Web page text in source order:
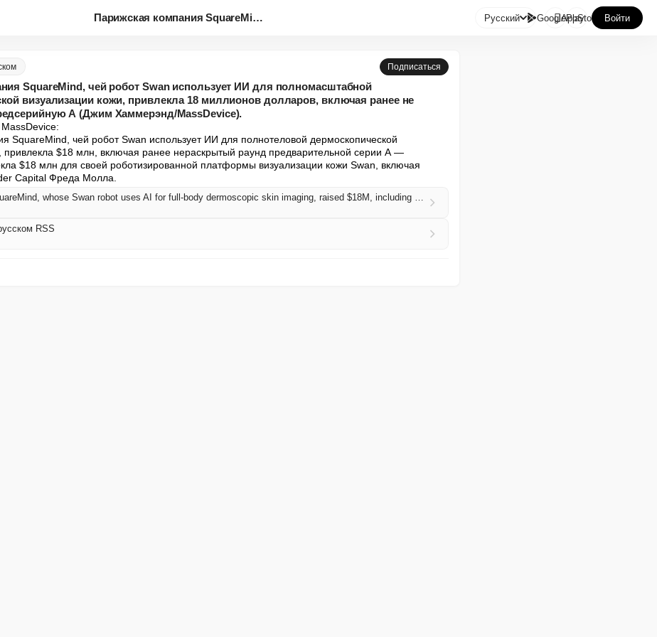
Парижская компания SquareMind,... Русский GooglePlay
AppStore Войти
Подписаться
SquareMind, чей робот Swan использует ИИ для полномасштабной
визуализации кожи, привлекла 18 миллионов долларов, включая ранее не
А (Джим Хаммерэнд/MassDevice).
SquareMind, чей робот Swan использует ИИ для полнотеловой дермоскопической
привлекла $18 млн, включая ранее нераскрытый раунд предварительной серии А —
$18 млн для своей роботизированной платформы визуализации кожи Swan, включая
Capital Фреда Молла.
Paris-based SquareMind, whose Swan robot uses AI for full-body dermoscopic skin imaging, raised $18M, including a previously undisclosed pre-Series A (Jim Hammerand/MassDevice)
RSS